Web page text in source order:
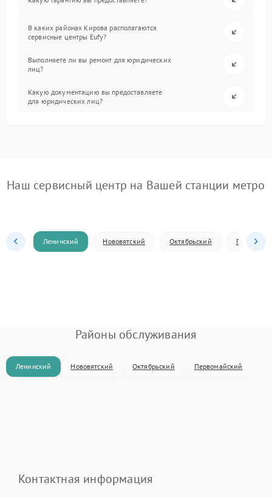
В каких районах Кирова располагаются
сервисные центры Eufy?
Выполняете ли вы ремонт для юридических
лиц?
Какую документацию вы предоставляете
для юридических лиц?
Наш сервисный центр на Вашей станции метро
Ленинский Нововятский Октябрьский
Районы обслуживания
Ленинский Нововятский Октябрьский Первомайский
Контактная информация